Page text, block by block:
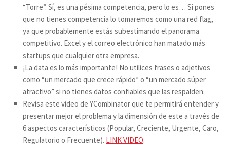
“Torre”. Sí, es una pésima competencia, pero lo es… Si pones
que no tienes competencia lo tomaremos como una red flag,
ya que probablemente estás subestimando el panorama
competitivo. Excel y el correo electrónico han matado más
startups que cualquier otra empresa.
¡La data es lo más importante! No utilices frases o adjetivos
como “un mercado que crece rápido” o “un mercado súper
atractivo” si no tienes datos confiables que las respalden.
Revisa este video de YCombinator que te permitirá entender y
presentar mejor el problema y la dimensión de este a través de
6 aspectos característicos (Popular, Creciente, Urgente, Caro,
Regulatorio o Frecuente). LINK VIDEO.